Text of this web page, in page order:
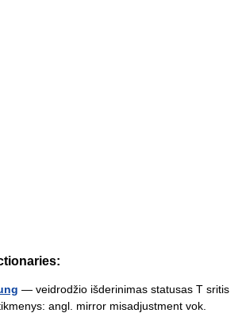
— veidrodžio išderinimas statusas T sritis
angl. mirror misadjustment vok.